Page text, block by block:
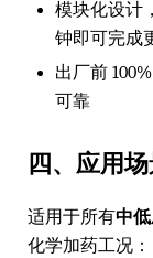
模块化设计
钟即可完成
出厂前
可靠
四、应用
适用于所有中
化学加药工况：